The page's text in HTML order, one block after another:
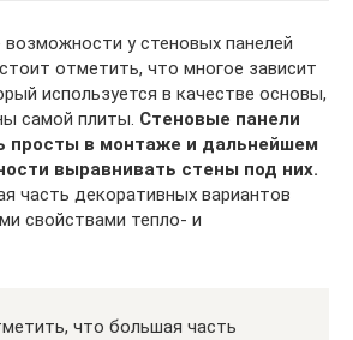
у стеновых панелей
отметить, что многое зависит
используется в качестве основы,
самой плиты. Стеновые панели
просты в монтаже и дальнейшем
выравнивать стены под них.
часть декоративных вариантов
свойствами тепло- и
что большая часть